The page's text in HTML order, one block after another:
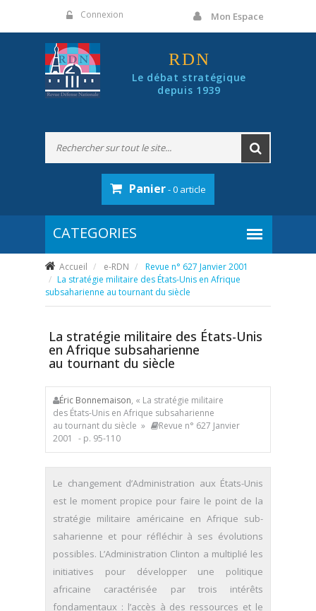
Connexion Mon Espace
RDN
Le débat stratégique
depuis 1939
Panier- 0 article
Accueil e-RDN
Revue n° 627 Janvier 2001
La stratégie militaire des États-Unis en Afrique
subsaharienne au tournant du siècle
La stratégie militaire des États-Unis
en Afrique subsaharienne
au tournant du siècle
Éric Bonnemaison, « La stratégie militaire
des États-Unis en Afrique subsaharienne
au tournant du siècle »
Revue n° 627 Janvier
2001
- p. 95-110
Le changement d’Administration aux États-Unis
est le moment propice pour faire le point de la
stratégie militaire américaine en Afrique sub-
saharienne et pour réfléchir à ses évolutions
possibles. L’Administration Clinton a multiplié les
initiatives pour développer une politique
africaine caractérisée par trois intérêts
fondamentaux : l’accès à des ressources et le